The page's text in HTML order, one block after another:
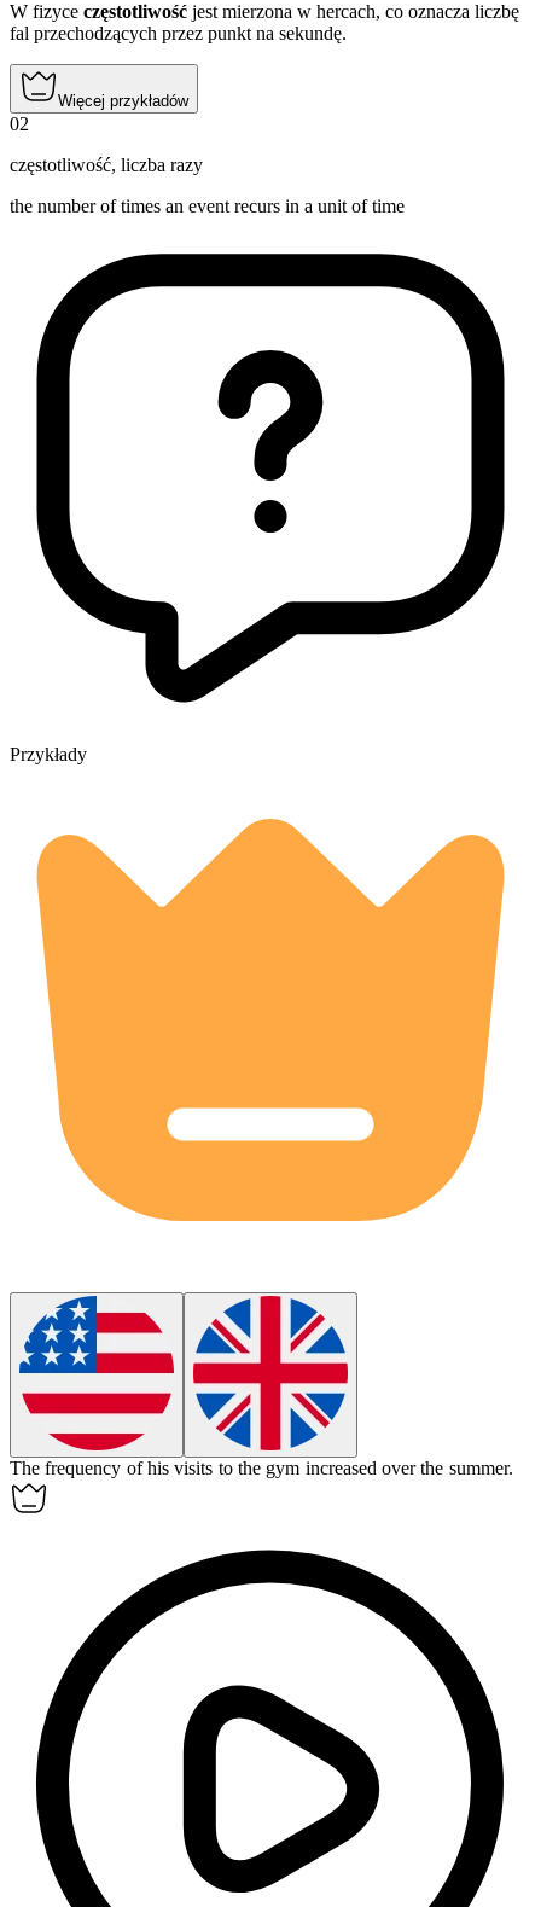
W fizyce częstotliwość jest mierzona w hercach, co oznacza liczbę
fal przechodzących przez punkt na sekundę.
Więcej przykładów
02
częstotliwość, liczba razy
the number of times an event recurs in a unit of time
Przykłady
Thefrequency of his visits to the gym increased over the summer.